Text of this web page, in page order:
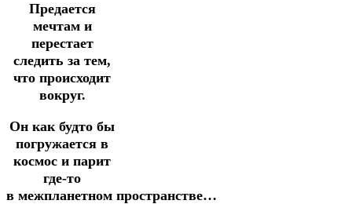
Предается
мечтам и
перестает
следить за тем,
что происходит
вокруг.
Он как будто бы
погружается в
космос и парит
где-то
в межпланетном пространстве…